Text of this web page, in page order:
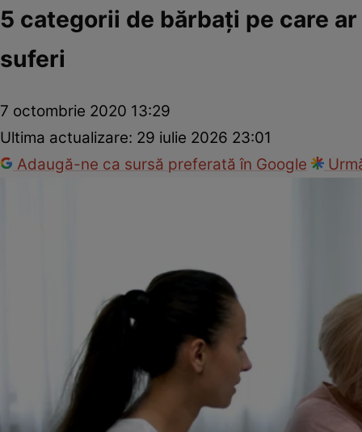
5 categorii de bărbaţi pe care
suferi
7 octombrie 2020 13:29
Ultima actualizare: 29 iulie 2026 23:01
Adaugă-ne ca sursă preferată în Google